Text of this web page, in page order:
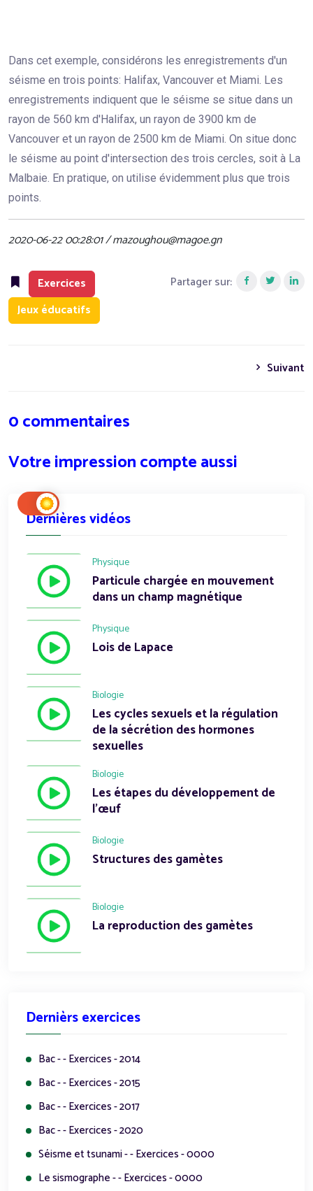
Dans cet exemple, considérons les enregistrements d'un
séisme en trois points: Halifax, Vancouver et Miami. Les
enregistrements indiquent que le séisme se situe dans un
rayon de 560 km d'Halifax, un rayon de 3900 km de
Vancouver et un rayon de 2500 km de Miami. On situe donc
le séisme au point d'intersection des trois cercles, soit à La
Malbaie. En pratique, on utilise évidemment plus que trois
points.
2020-06-22 00:28:01 / mazoughou@magoe.gn
Exercices
Jeux éducatifs
Partager sur:
Suivant
0 commentaires
Votre impression compte aussi
Dernières vidéos
Physique
Particule chargée en mouvement
dans un champ magnétique
Physique
Lois de Lapace
Biologie
Les cycles sexuels et la régulation
de la sécrétion des hormones
sexuelles
Biologie
Les étapes du développement de
l'œuf
Biologie
Structures des gamètes
Biologie
La reproduction des gamètes
Dernièrs exercices
Bac - - Exercices - 2014
Bac - - Exercices - 2015
Bac - - Exercices - 2017
Bac - - Exercices - 2020
Séisme et tsunami - - Exercices - 0000
Le sismographe - - Exercices - 0000